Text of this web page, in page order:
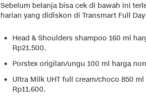
Sebelum belanja bisa cek di bawah ini
harian yang didiskon di Transmart Full
Head & Shoulders shampoo 160 ml
Rp21.500.
Porstex origilan/ungu 100 ml harga
Ultra Milk UHT full cream/choco 850
Rp11.600.